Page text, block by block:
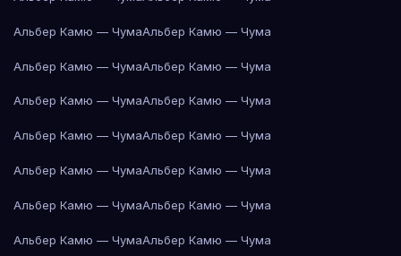
Альбер Камю — ЧумаАльбер Камю — Чума
Альбер Камю — ЧумаАльбер Камю — Чума
Альбер Камю — ЧумаАльбер Камю — Чума
Альбер Камю — ЧумаАльбер Камю — Чума
Альбер Камю — ЧумаАльбер Камю — Чума
Альбер Камю — ЧумаАльбер Камю — Чума
Альбер Камю — ЧумаАльбер Камю — Чума